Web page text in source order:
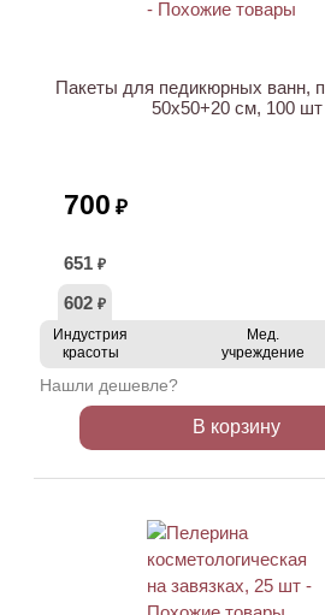
Пакеты для педикюрных ванн,
50х50+20 см, 100 шт
700 ₽
651 ₽
602 ₽
Индустрия
красоты
Мед.
учреждение
Нашли дешевле?
В корзину